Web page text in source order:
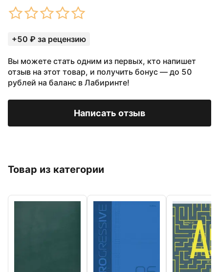
+50 ₽ за рецензию
Вы можете стать одним из первых, кто напишет
отзыв на этот товар, и получить бонус — до 50
рублей на баланс в Лабиринте!
Написать отзыв
Товар из категории